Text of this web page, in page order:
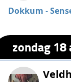
Dokkum -
zondag